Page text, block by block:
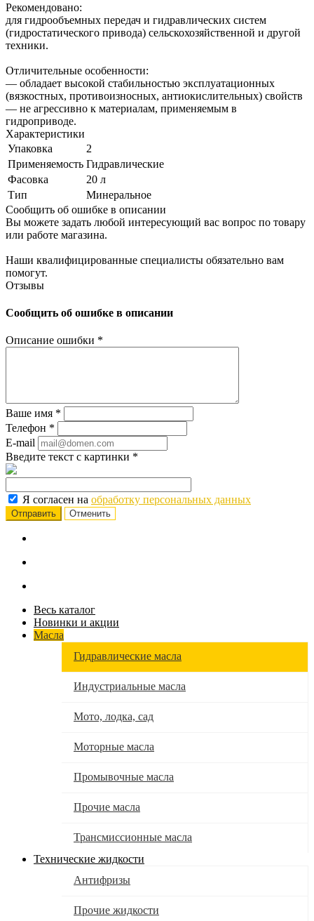
Рекомендовано:
для гидрообъемных передач и гидравлических систем
(гидростатического привода) сельскохозяйственной и другой
техники.
Отличительные особенности:
— обладает высокой стабильностью эксплуатационных
(вязкостных, противоизносных, антиокислительных) свойств
— не агрессивно к материалам, применяемым в
гидроприводе.
Характеристики
Упаковка
2
Применяемость Гидравлические
Фасовка
20 л
Тип
Минеральное
Сообщить об ошибке в описании
Вы можете задать любой интересующий вас вопрос по товару
или работе магазина.
Наши квалифицированные специалисты обязательно вам
помогут.
Отзывы
Сообщить об ошибке в описании
Описание ошибки *
Ваше имя *
Телефон *
E-mail
Введите текст с картинки *
Я согласен на обработку персональных данных
Отменить
Весь каталог
Новинки и акции
Масла
Гидравлические масла
Индустриальные масла
Мото, лодка, сад
Моторные масла
Промывочные масла
Прочие масла
Трансмиссионные масла
Технические жидкости
Антифризы
Прочие жидкости